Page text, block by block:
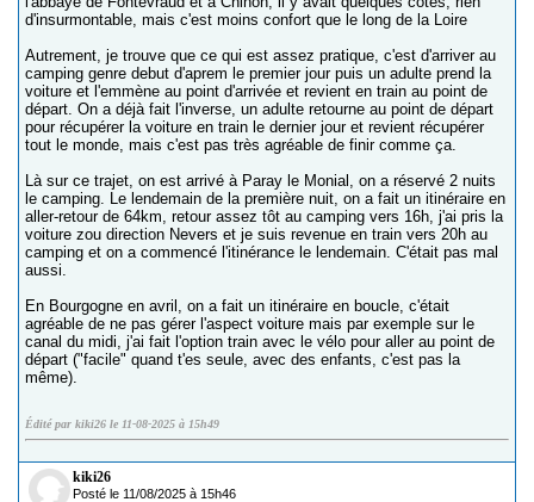
d'insurmontable, mais c'est moins confort que le long de la Loire
Autrement, je trouve que ce qui est assez pratique, c'est d'arriver au
camping genre debut d'aprem le premier jour puis un adulte prend la
voiture et l'emmène au point d'arrivée et revient en train au point de
départ. On a déjà fait l'inverse, un adulte retourne au point de départ
pour récupérer la voiture en train le dernier jour et revient récupérer
tout le monde, mais c'est pas très agréable de finir comme ça.
Là sur ce trajet, on est arrivé à Paray le Monial, on a réservé 2 nuits
le camping. Le lendemain de la première nuit, on a fait un itinéraire en
aller-retour de 64km, retour assez tôt au camping vers 16h, j'ai pris la
voiture zou direction Nevers et je suis revenue en train vers 20h au
camping et on a commencé l'itinérance le lendemain. C'était pas mal
aussi.
En Bourgogne en avril, on a fait un itinéraire en boucle, c'était
agréable de ne pas gérer l'aspect voiture mais par exemple sur le
canal du midi, j'ai fait l'option train avec le vélo pour aller au point de
départ ("facile" quand t'es seule, avec des enfants, c'est pas la
même).
Édité par kiki26 le 11-08-2025 à 15h49
kiki26
Posté le 11/08/2025 à 15h46